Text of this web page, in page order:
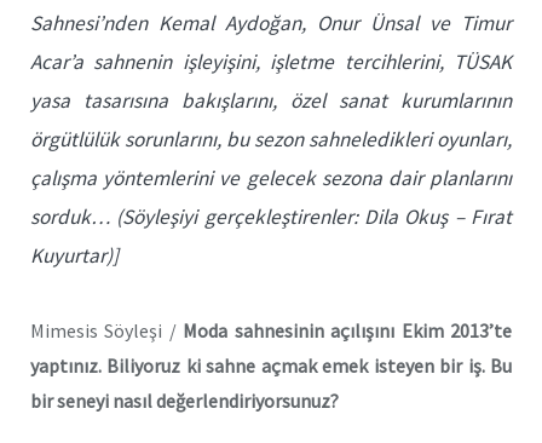
Sahnesi’nden Kemal Aydoğan, Onur Ünsal ve Timur
Acar’a sahnenin işleyişini, işletme tercihlerini, TÜSAK
yasa tasarısına bakışlarını, özel sanat kurumlarının
örgütlülük sorunlarını, bu sezon sahneledikleri oyunları,
çalışma yöntemlerini ve gelecek sezona dair planlarını
sorduk… (Söyleşiyi gerçekleştirenler: Dila Okuş – Fırat
Kuyurtar)]
Mimesis Söyleşi /Moda sahnesinin açılışını Ekim 2013’te
yaptınız. Biliyoruz ki sahne açmak emek isteyen bir iş. Bu
bir seneyi nasıl değerlendiriyorsunuz?